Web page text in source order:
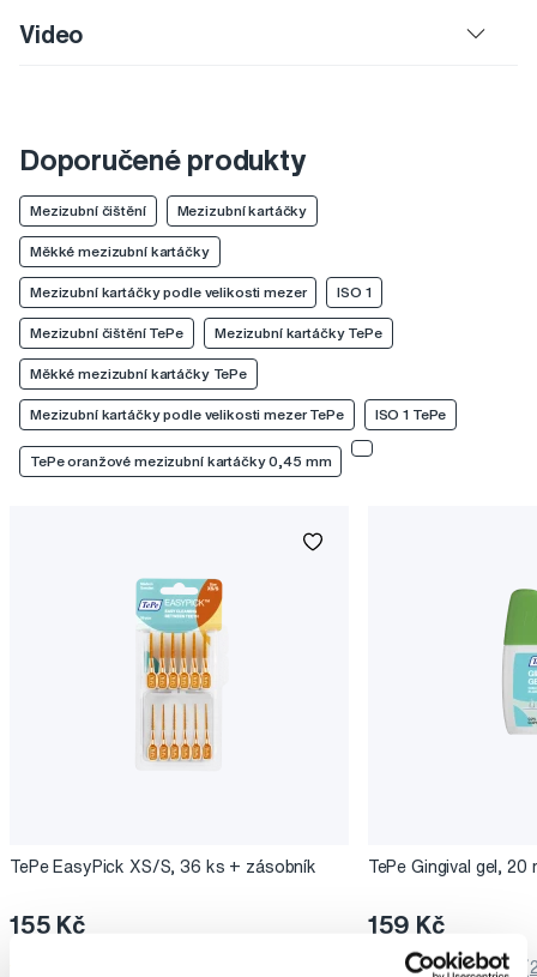
Video
Doporučené produkty
Mezizubní čištění Mezizubní kartáčky
Měkké mezizubní kartáčky
Mezizubní kartáčky podle velikosti mezer ISO 1
Mezizubní čištění TePe Mezizubní kartáčky TePe
Měkké mezizubní kartáčky TePe
Mezizubní kartáčky podle velikosti mezer TePe ISO 1 TePe
TePe oranžové mezizubní kartáčky 0,45 mm
TePe EasyPick XS/S, 36 ks + zásobník
155 Kč
TePe Gingival gel, 20
159 Kč
5,0/5